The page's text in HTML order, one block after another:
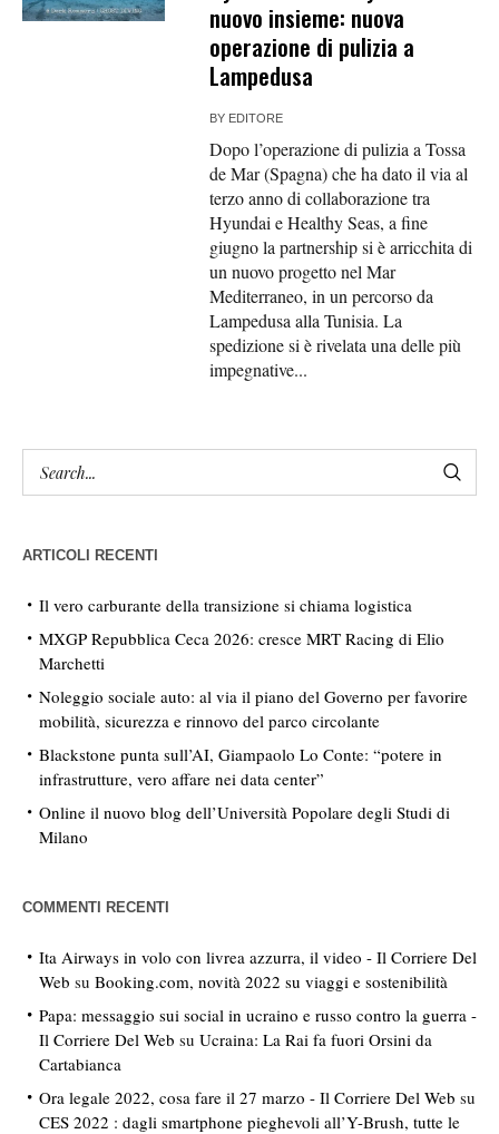
nuovo insieme: nuova
operazione di pulizia a
Lampedusa
BY EDITORE
Dopo l’operazione di pulizia a Tossa
de Mar (Spagna) che ha dato il via al
terzo anno di collaborazione tra
Hyundai e Healthy Seas, a fine
giugno la partnership si è arricchita di
un nuovo progetto nel Mar
Mediterraneo, in un percorso da
Lampedusa alla Tunisia. La
spedizione si è rivelata una delle più
impegnative...
ARTICOLI RECENTI
Il vero carburante della transizione si chiama logistica
MXGP Repubblica Ceca 2026: cresce MRT Racing di Elio
Marchetti
Noleggio sociale auto: al via il piano del Governo per favorire
mobilità, sicurezza e rinnovo del parco circolante
Blackstone punta sull’AI, Giampaolo Lo Conte: “potere in
infrastrutture, vero affare nei data center”
Online il nuovo blog dell’Università Popolare degli Studi di
Milano
COMMENTI RECENTI
Ita Airways in volo con livrea azzurra, il video - Il Corriere Del
Web su Booking.com, novità 2022 su viaggi e sostenibilità
Papa: messaggio sui social in ucraino e russo contro la guerra -
Il Corriere Del Web su Ucraina: La Rai fa fuori Orsini da
Cartabianca
Ora legale 2022, cosa fare il 27 marzo - Il Corriere Del Web su
CES 2022 : dagli smartphone pieghevoli all’Y-Brush, tutte le